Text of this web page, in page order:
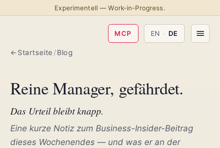
Experimentell — Work-in-Progress.
EN · DE
MCP
Startseite /Blog
Reine Manager, gefährdet.
Das Urteil bleibt knapp.
Eine kurze Notiz zum Business-Insider-Beitrag
dieses Wochenendes — und was er an der